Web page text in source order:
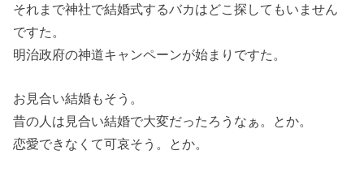
それまで神社で結婚式するバカはどこ探してもいません
ですた。
明治政府の神道キャンペーンが始まりですた。
お見合い結婚もそう。
昔の人は見合い結婚で大変だったろうなぁ。とか。
恋愛できなくて可哀そう。とか。